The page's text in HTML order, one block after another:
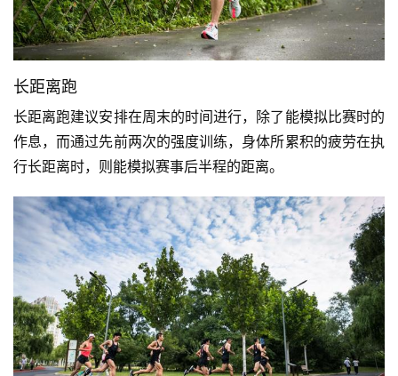
长距离跑
长距离跑建议安排在周末的时间进行，除了能模拟比赛时的
作息，而通过先前两次的强度训练，身体所累积的疲劳在执
行长距离时，则能模拟赛事后半程的距离。